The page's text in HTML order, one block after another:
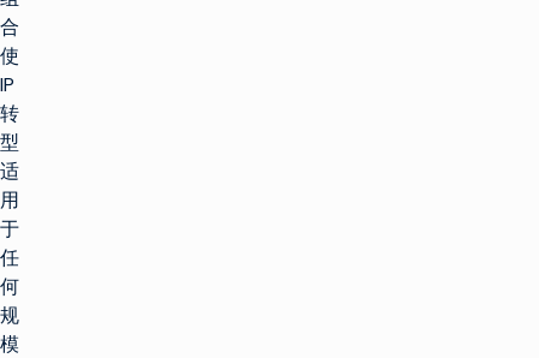
合
使
IP
转
型
适
用
于
任
何
规
模